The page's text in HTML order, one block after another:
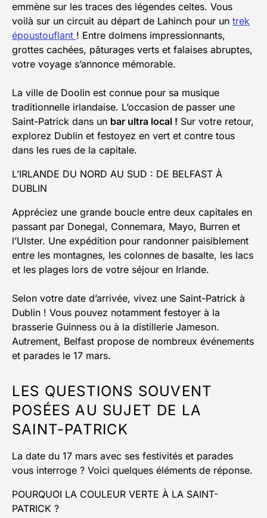
emmène sur les traces des légendes celtes. Vous
voilà sur un circuit au départ de Lahinch pour un trek
époustouflant ! Entre dolmens impressionnants,
grottes cachées, pâturages verts et falaises abruptes,
votre voyage s’annonce mémorable.
La ville de Doolin est connue pour sa musique
traditionnelle irlandaise. L’occasion de passer une
Saint-Patrick dans un bar ultra local ! Sur votre retour,
explorez Dublin et festoyez en vert et contre tous
dans les rues de la capitale.
L’IRLANDE DU NORD AU SUD : DE BELFAST À
DUBLIN
Appréciez une grande boucle entre deux capitales en
passant par Donegal, Connemara, Mayo, Burren et
l’Ulster. Une expédition pour randonner paisiblement
entre les montagnes, les colonnes de basalte, les lacs
et les plages lors de votre séjour en Irlande.
Selon votre date d’arrivée, vivez une Saint-Patrick à
Dublin ! Vous pouvez notamment festoyer à la
brasserie Guinness ou à la distillerie Jameson.
Autrement, Belfast propose de nombreux événements
et parades le 17 mars.
LES QUESTIONS SOUVENT
POSÉES AU SUJET DE LA
SAINT-PATRICK
La date du 17 mars avec ses festivités et parades
vous interroge ? Voici quelques éléments de réponse.
POURQUOI LA COULEUR VERTE À LA SAINT-
PATRICK ?